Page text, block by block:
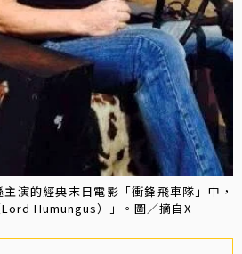
演的經典末日電影「衝鋒飛車隊」中，
Humungus）」。圖／摘自X